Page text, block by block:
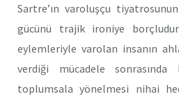
Sartre’ın varoluşçu
gücünü trajik ironiye
eylemleriyle varolan insanın
verdiği mücadele sonrasında
toplumsala yönelmesi nihai